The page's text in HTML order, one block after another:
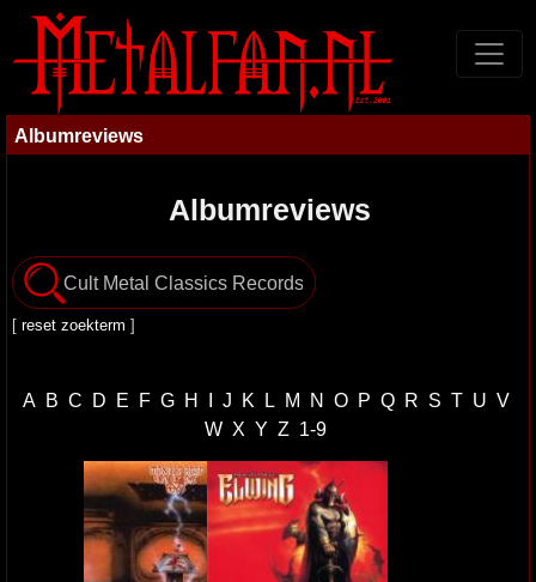
Albumreviews
Albumreviews
[ reset zoekterm ]
A B C D E F G H I J K L M N O P Q R S T U V
W X Y Z 1-9